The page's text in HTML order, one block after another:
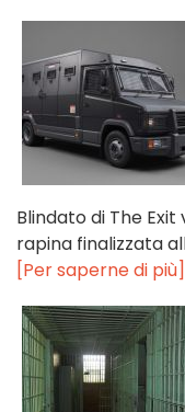
Blindato di The
rapina finalizzata
[Per saperne di più]